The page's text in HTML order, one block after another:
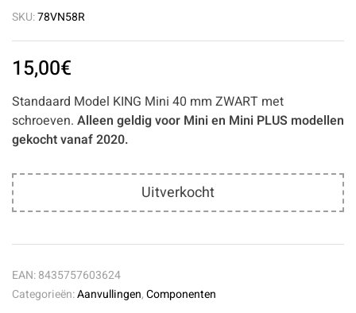
SKU:78VN58R
15,00€
Standaard Model KING Mini 40 mm ZWART met
schroeven. Alleen geldig voor Mini en Mini PLUS modellen
gekocht vanaf 2020.
Uitverkocht
EAN:8435757603624
Categorieën:Aanvullingen,Componenten